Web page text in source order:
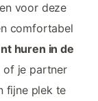
voor deze
comfortabel
huren in de
of je partner
fijne plek te